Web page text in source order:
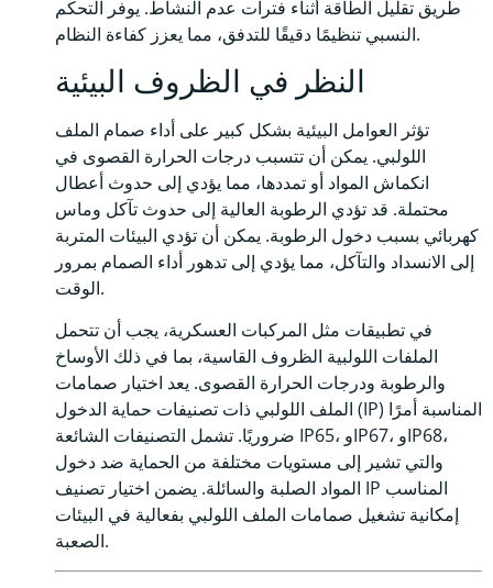
طريق تقليل الطاقة أثناء فترات عدم النشاط. يوفر التحكم
النسبي تنظيمًا دقيقًا للتدفق، مما يعزز كفاءة النظام.
النظر في الظروف البيئية
تؤثر العوامل البيئية بشكل كبير على أداء صمام الملف
اللولبي. يمكن أن تتسبب درجات الحرارة القصوى في
انكماش المواد أو تمددها، مما يؤدي إلى حدوث أعطال
محتملة. قد تؤدي الرطوبة العالية إلى حدوث تآكل وماس
كهربائي بسبب دخول الرطوبة. يمكن أن تؤدي البيئات المتربة
إلى الانسداد والتآكل، مما يؤدي إلى تدهور أداء الصمام بمرور
الوقت.
في تطبيقات مثل المركبات العسكرية، يجب أن تتحمل
الملفات اللولبية الظروف القاسية، بما في ذلك الأوساخ
والرطوبة ودرجات الحرارة القصوى. يعد اختيار صمامات
الملف اللولبي ذات تصنيفات حماية الدخول (IP) المناسبة أمرًا
ضروريًا. تشمل التصنيفات الشائعة IP65، وIP67، وIP68،
والتي تشير إلى مستويات مختلفة من الحماية ضد دخول
المواد الصلبة والسائلة. يضمن اختيار تصنيف IP المناسب
إمكانية تشغيل صمامات الملف اللولبي بفعالية في البيئات
الصعبة.